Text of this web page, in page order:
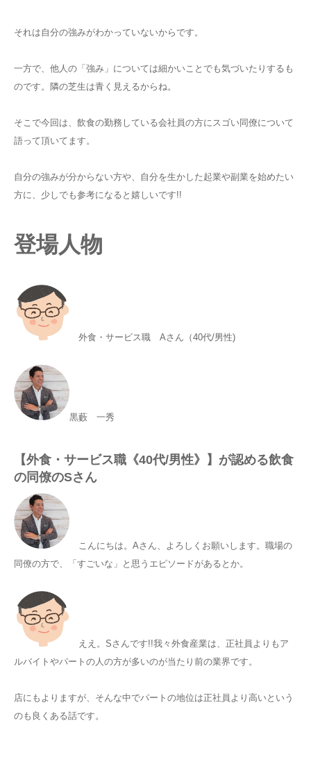
それは自分の強みがわかっていないからです。
一方で、他人の「強み」については細かいことでも気づいたりするも
のです。隣の芝生は青く見えるからね。
そこで今回は、飲食の勤務している会社員の方にスゴい同僚について
語って頂いてます。
自分の強みが分からない方や、自分を生かした起業や副業を始めたい
方に、少しでも参考になると嬉しいです!!
登場人物
外食・サービス職 Aさん（40代/男性)
黒藪 一秀
【外食・サービス職《40代/男性》】が認める飲食
の同僚のSさん
こんにちは。Aさん、よろしくお願いします。職場の
同僚の方で、「すごいな」と思うエピソードがあるとか。
ええ。Sさんです!!我々外食産業は、正社員よりもア
ルバイトやパートの人の方が多いのが当たり前の業界です。
店にもよりますが、そんな中でパートの地位は正社員より高いという
のも良くある話です。